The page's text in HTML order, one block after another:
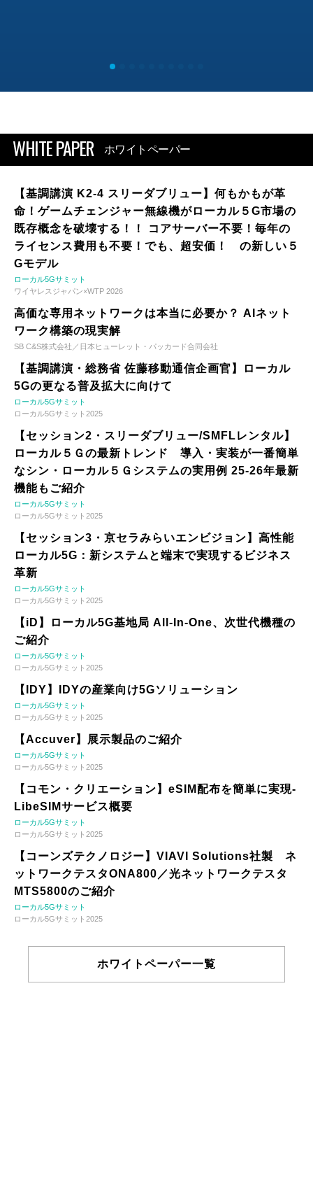
WHITE PAPER ホワイトペーパー
【基調講演 K2-4 スリーダブリュー】何もかもが革
命！ゲームチェンジャー無線機がローカル５G市場の
既存概念を破壊する！！ コアサーバー不要！毎年の
ライセンス費用も不要！でも、超安価！ の新しい５
Gモデル
ローカル5Gサミット
ワイヤレスジャパン×WTP 2026
高価な専用ネットワークは本当に必要か？ AIネット
ワーク構築の現実解
SB C&S株式会社／日本ヒューレット・パッカード合同会社
【基調講演・総務省 佐藤移動通信企画官】ローカル
5Gの更なる普及拡大に向けて
ローカル5Gサミット
ローカル5Gサミット2025
【セッション2・スリーダブリュー/SMFLレンタル】
ローカル５Ｇの最新トレンド 導入・実装が一番簡単
なシン・ローカル５Ｇシステムの実用例 25-26年最新
機能もご紹介
ローカル5Gサミット
ローカル5Gサミット2025
【セッション3・京セラみらいエンビジョン】高性能
ローカル5G：新システムと端末で実現するビジネス
革新
ローカル5Gサミット
ローカル5Gサミット2025
【iD】ローカル5G基地局 All-In-One、次世代機種の
ご紹介
ローカル5Gサミット
ローカル5Gサミット2025
【IDY】IDYの産業向け5Gソリューション
ローカル5Gサミット
ローカル5Gサミット2025
【Accuver】展示製品のご紹介
ローカル5Gサミット
ローカル5Gサミット2025
【コモン・クリエーション】eSIM配布を簡単に実現-
LibeSIMサービス概要
ローカル5Gサミット
ローカル5Gサミット2025
【コーンズテクノロジー】VIAVI Solutions社製 ネ
ットワークテスタONA800／光ネットワークテスタ
MTS5800のご紹介
ローカル5Gサミット
ローカル5Gサミット2025
ホワイトペーパー一覧